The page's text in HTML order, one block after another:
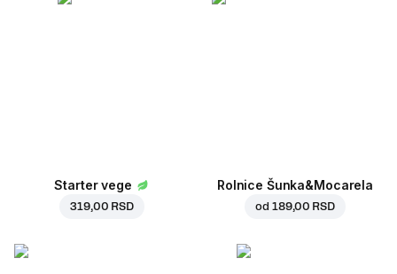
Starter vege
319,00 RSD
Rolnice Šunka&Mocarela
od 189,00 RSD